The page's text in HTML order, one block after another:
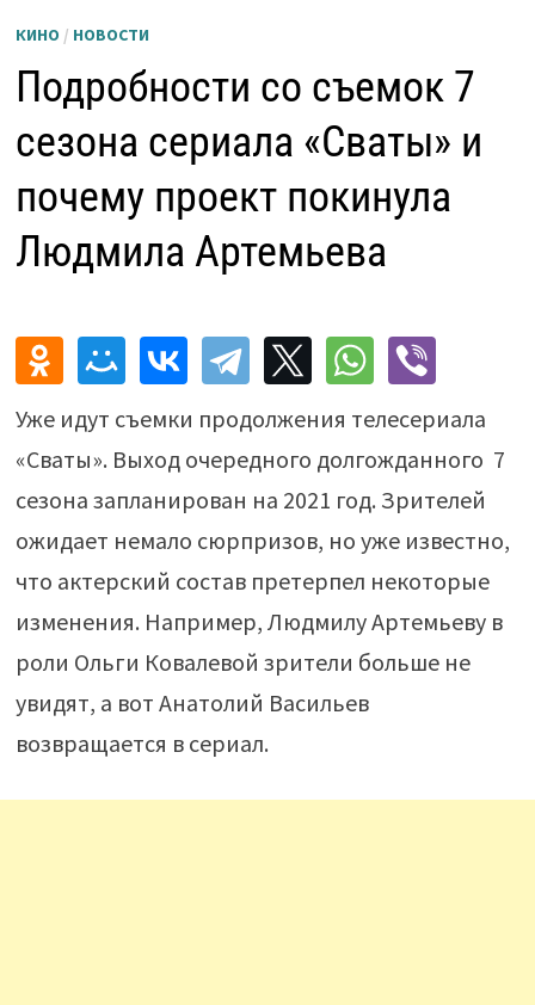
КИНО / НОВОСТИ
Подробности со съемок 7
сезона сериала «Сваты» и
почему проект покинула
Людмила Артемьева
Уже идут съемки продолжения телесериала
«Сваты». Выход очередного долгожданного 7
сезона запланирован на 2021 год. Зрителей
ожидает немало сюрпризов, но уже известно,
что актерский состав претерпел некоторые
изменения. Например, Людмилу Артемьеву в
роли Ольги Ковалевой зрители больше не
увидят, а вот Анатолий Васильев
возвращается в сериал.